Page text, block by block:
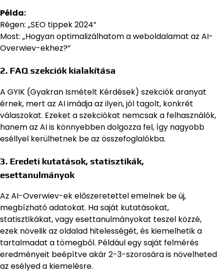
Példa:
Régen: „SEO tippek 2024”
Most: „Hogyan optimalizálhatom a weboldalamat az AI-
Overwiev-ekhez?”
2. FAQ szekciók kialakítása
A GYIK (Gyakran Ismételt Kérdések) szekciók aranyat
érnek, mert az AI imádja az ilyen, jól tagolt, konkrét
válaszokat. Ezeket a szekciókat nemcsak a felhasználók,
hanem az AI is könnyebben dolgozza fel, így nagyobb
eséllyel kerülhetnek be az összefoglalókba.
3. Eredeti kutatások, statisztikák,
esettanulmányok
Az AI-Overwiev-ek előszeretettel emelnek be új,
megbízható adatokat. Ha saját kutatásokat,
statisztikákat, vagy esettanulmányokat teszel közzé,
ezek növelik az oldalad hitelességét, és kiemelhetik a
tartalmadat a tömegből. Például egy saját felmérés
eredményeit beépítve akár 2-3-szorosára is növelheted
az esélyed a kiemelésre.